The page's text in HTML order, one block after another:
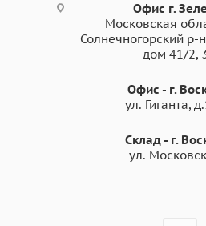
Офис г.
Московская
Солнечногорский р-
дом 41/2,
Офис - г.
ул. Гиганта,
Склад - г.
ул.